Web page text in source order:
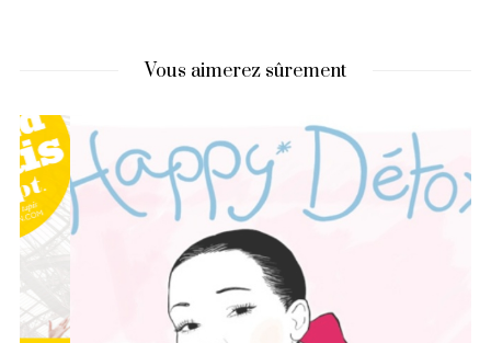
Vous aimerez sûrement